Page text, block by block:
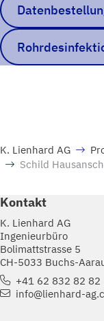
K. Lienhard AG
Schild
Kontakt
K. Lienhard AG
Ingenieurbüro
Bolimattstrasse 5
CH-5033 Buchs-
+41 62 832 82 82
info@lienhard-